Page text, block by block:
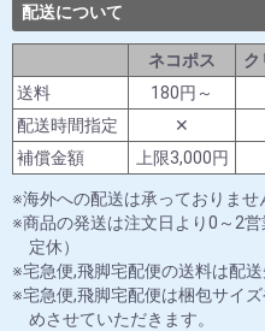
配送について
ネコポス ク
送料
180円～
配送時間指定
✕
補償金額
上限3,000円
海外への配送は承っておりませ
商品の発送は注文日より0～2
定休）
宅急便,飛脚宅配便の送料は配
宅急便,飛脚宅配便は梱包サイ
めさせていただきます。